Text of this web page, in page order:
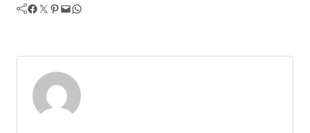
Facebook Twitter Pinterest Mail WhatsApp